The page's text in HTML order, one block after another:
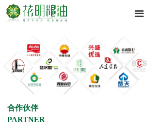
끀
合作伙伴
PARTNER